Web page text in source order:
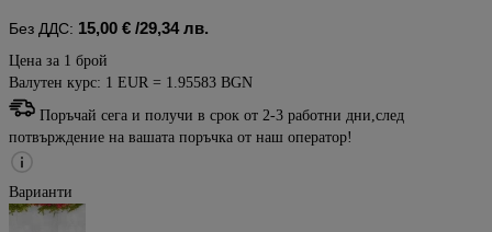
Без ДДС: 15,00 € /29,34 лв.
Цена за 1 брой
Валутен курс: 1 EUR = 1.95583 BGN
Поръчай сега и получи в срок от 2-3 работни дни,след
потвърждение на вашата поръчка от наш оператор!
Варианти